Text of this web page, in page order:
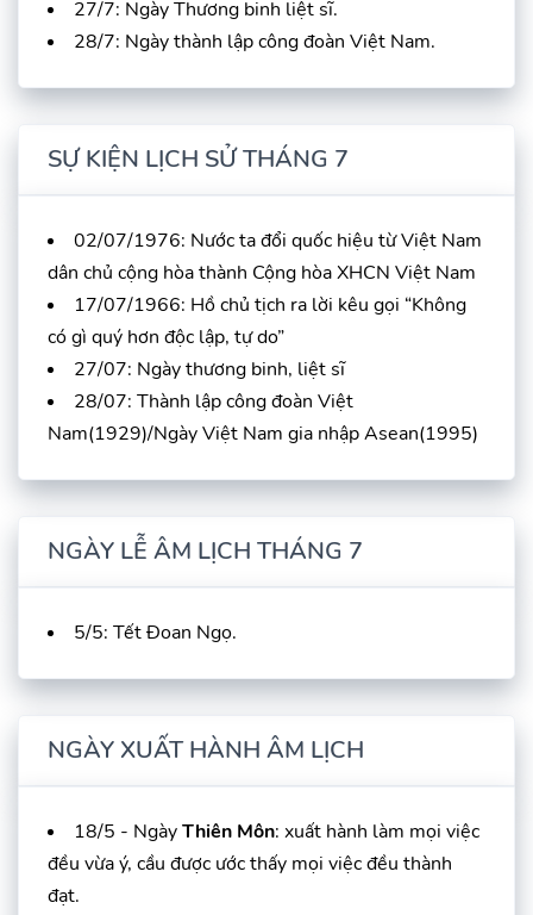
27/7: Ngày Thương binh liệt sĩ.
28/7: Ngày thành lập công đoàn Việt Nam.
SỰ KIỆN LỊCH SỬ THÁNG 7
02/07/1976: Nước ta đổi quốc hiệu từ Việt Nam
dân chủ cộng hòa thành Cộng hòa XHCN Việt Nam
17/07/1966: Hồ chủ tịch ra lời kêu gọi “Không
có gì quý hơn độc lập, tự do”
27/07: Ngày thương binh, liệt sĩ
28/07: Thành lập công đoàn Việt
Nam(1929)/Ngày Việt Nam gia nhập Asean(1995)
NGÀY LỄ ÂM LỊCH THÁNG 7
5/5: Tết Đoan Ngọ.
NGÀY XUẤT HÀNH ÂM LỊCH
18/5 - NgàyThiên Môn: xuất hành làm mọi việc
đều vừa ý, cầu được ước thấy mọi việc đều thành
đạt.